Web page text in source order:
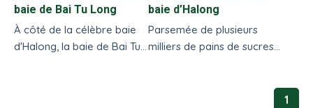
baie de Bai Tu Long
À côté de la célèbre baie
d'Halong, la baie de Bai Tu
baie d’Halong
Parsemée de plusieurs
milliers de pains de sucres
1